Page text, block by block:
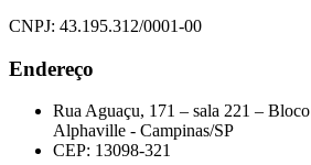
CNPJ: 43.195.312/0001-00
Endereço
Rua Aguaçu, 171 – sala 221 –
Alphaville - Campinas/SP
CEP: 13098-321